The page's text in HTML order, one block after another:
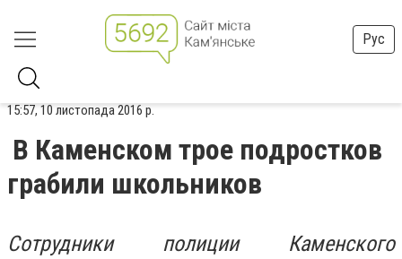
Рус
15:57, 10 листопада 2016 р.
В Каменском трое подростков
грабили школьников
Сотрудники полиции Каменского